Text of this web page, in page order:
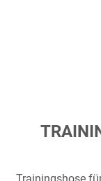
Anfang